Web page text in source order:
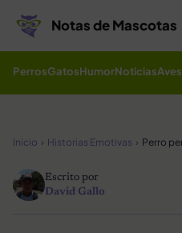
Notas de Mascotas
PerrosGatosHumorNoticiasAves
Inicio Historias Emotivas
Escrito por
David Gallo